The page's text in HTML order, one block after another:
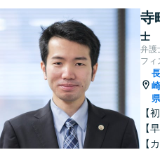
寺
士
弁護
フィ
長
崎
県
【
【
【